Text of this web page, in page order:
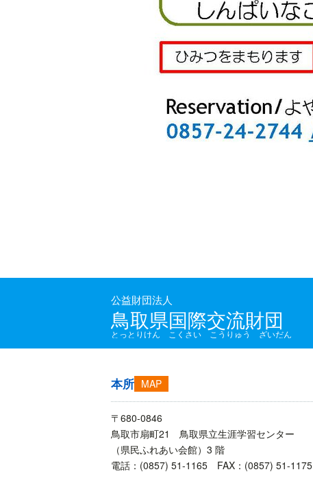
公益財団法人
鳥取県国際交流財団
とっとりけん こくさい こうりゅう ざいだん
本所 MAP
〒680-0846
鳥取市扇町21 鳥取県立生涯学習センター
（県民ふれあい会館）3 階
電話：(0857) 51-1165 FAX：(0857) 51-1175